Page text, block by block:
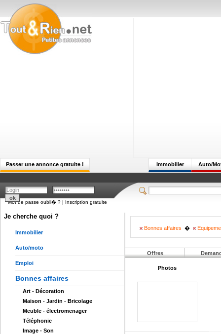
Passer une annonce gratuite ! Auto/
Immobilier
Mot de passe oubli� ? | Inscription gratuite
Je cherche quoi ?
Immobilier
Auto/moto
Emploi
Bonnes affaires
Art - Décoration
Maison - Jardin - Bricolage
Meuble - électromenager
Téléphonie
Image - Son
Bonnes affaires �
Offres
Photos